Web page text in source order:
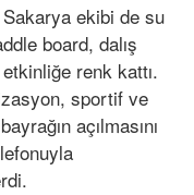
Sakarya ekibi de su
board, dalış
renk kattı.
sportif ve
açılmasını